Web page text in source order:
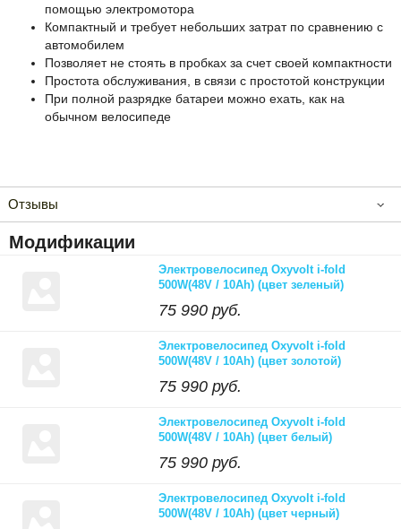
помощью электромотора
Компактный и требует небольших затрат по сравнению с
автомобилем
Позволяет не стоять в пробках за счет своей компактности
Простота обслуживания, в связи с простотой конструкции
При полной разрядке батареи можно ехать, как на
обычном велосипеде
Отзывы
Модификации
Электровелосипед Oxyvolt i-fold
500W(48V / 10Ah) (цвет зеленый)
75 990 руб.
Электровелосипед Oxyvolt i-fold
500W(48V / 10Ah) (цвет золотой)
75 990 руб.
Электровелосипед Oxyvolt i-fold
500W(48V / 10Ah) (цвет белый)
75 990 руб.
Электровелосипед Oxyvolt i-fold
500W(48V / 10Ah) (цвет черный)